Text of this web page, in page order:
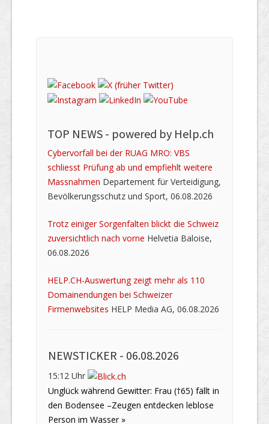
TOP NEWS - powered by Help.ch
Cybervorfall bei der RUAG MRO: VBS
schliesst Prüfung ab und empfiehlt weitere
Massnahmen Departement für Verteidigung,
Bevölkerungsschutz und Sport, 06.08.2026
Trotz einiger Sorgenfalten blickt die Schweiz
zuversichtlich nach vorne Helvetia Baloise,
06.08.2026
HELP.CH-Auswertung zeigt mehr als 110
Domainendungen bei Schweizer
Firmenwebsites HELP Media AG, 06.08.2026
NEWSTICKER - 06.08.2026
15:12 Uhr
Unglück während Gewitter: Frau (†65) fällt in
den Bodensee –Zeugen entdecken leblose
Person im Wasser »